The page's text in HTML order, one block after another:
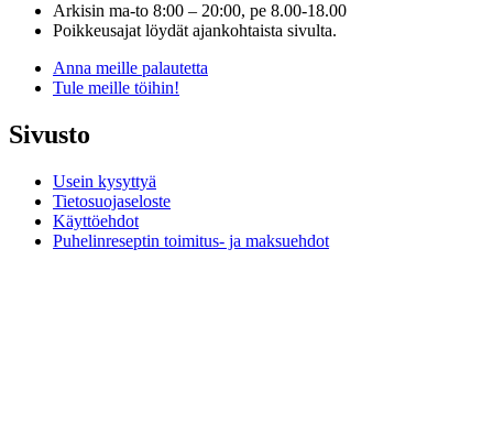
Arkisin ma-to 8:00 – 20:00, pe 8.00-18.00
Poikkeusajat löydät ajankohtaista sivulta.
Anna meille palautetta
Tule meille töihin!
Sivusto
Usein kysyttyä
Tietosuojaseloste
Käyttöehdot
Puhelinreseptin toimitus- ja maksuehdot